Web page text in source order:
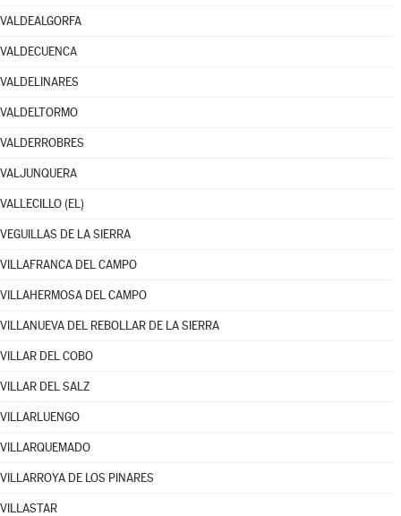
VALDEALGORFA
VALDECUENCA
VALDELINARES
VALDELTORMO
VALDERROBRES
VALJUNQUERA
VALLECILLO (EL)
VEGUILLAS DE LA SIERRA
VILLAFRANCA DEL CAMPO
VILLAHERMOSA DEL CAMPO
VILLANUEVA DEL REBOLLAR DE LA SIERRA
VILLAR DEL COBO
VILLAR DEL SALZ
VILLARLUENGO
VILLARQUEMADO
VILLARROYA DE LOS PINARES
VILLASTAR